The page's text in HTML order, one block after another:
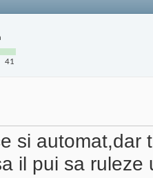
41
si automat,dar
il pui sa ruleze